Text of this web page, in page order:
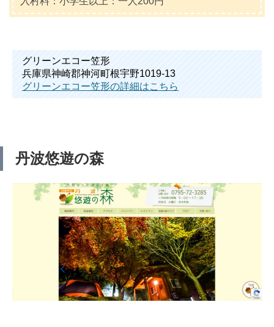
グリーンエコー笠形
兵庫県神崎郡神河町根宇野1019-13
グリーンエコー笠形の詳細はこちら
丹波悠遊の森